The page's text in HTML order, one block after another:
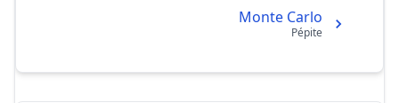
Monte Carlo
Pépite